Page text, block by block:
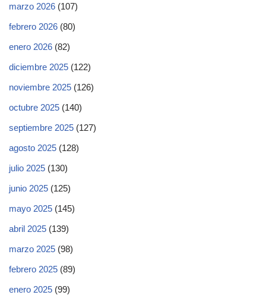
marzo 2026 (107)
febrero 2026 (80)
enero 2026 (82)
diciembre 2025 (122)
noviembre 2025 (126)
octubre 2025 (140)
septiembre 2025 (127)
agosto 2025 (128)
julio 2025 (130)
junio 2025 (125)
mayo 2025 (145)
abril 2025 (139)
marzo 2025 (98)
febrero 2025 (89)
enero 2025 (99)